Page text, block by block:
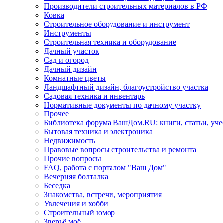
Производители строительных материалов в РФ
Ковка
Строительное оборудование и инструмент
Инструменты
Строительная техника и оборудование
Дачный участок
Сад и огород
Дачный дизайн
Комнатные цветы
Ландшафтный дизайн, благоустройство участка
Садовая техника и инвентарь
Нормативные документы по дачному участку
Прочее
Библиотека форума ВашДом.RU: книги, статьи,
Бытовая техника и электроника
Недвижимость
Правовые вопросы строительства и ремонта
Прочие вопросы
FAQ, работа с порталом "Ваш Дом"
Вечерняя болталка
Беседка
Знакомства, встречи, мероприятия
Увлечения и хобби
Строительный юмор